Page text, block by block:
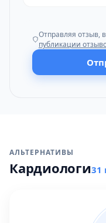
Отправляя отзыв,
публикации
АЛЬТЕРНАТИВЫ
Кардиологи31